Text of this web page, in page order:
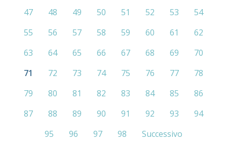
47
48 49 50 51 52 53
54
55
56 57 58 59 60 61
62
63
64 65 66 67 68 69
70
71
72 73 74 75 76 77
78
79
80 81 82 83 84 85
86
87
88 89 90 91 92 93
94
95
96 97 98 Successivo